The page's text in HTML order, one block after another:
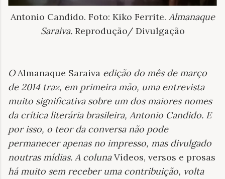
Antonio Candido. Foto: Kiko Ferrite. Almanaque
Saraiva. Reprodução/ Divulgação
OAlmanaque Saraiva edição do mês de março
de 2014 traz, em primeira mão, uma entrevista
muito significativa sobre um dos maiores nomes
da crítica literária brasileira, Antonio Candido. E
por isso, o teor da conversa não pode
permanecer apenas no impresso, mas divulgado
noutras mídias. A colunaVídeos, versos e prosas
há muito sem receber uma contribuição, volta